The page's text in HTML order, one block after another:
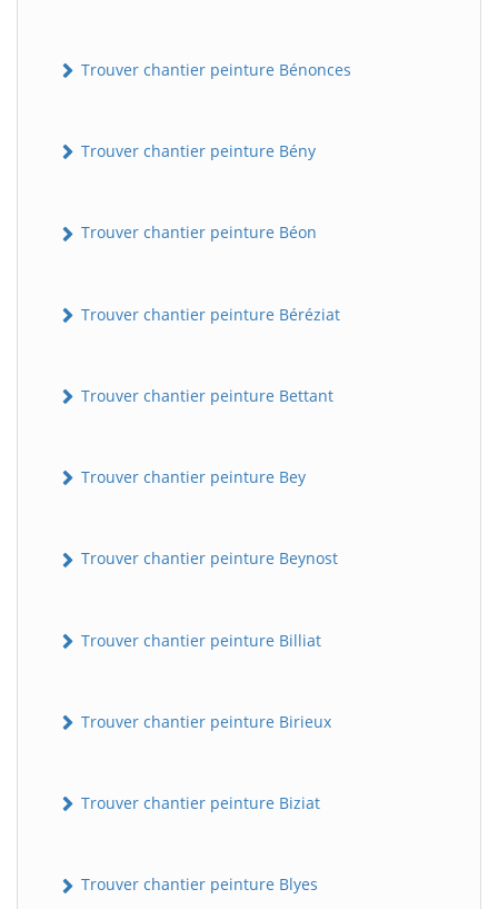
Trouver chantier peinture Bénonces
Trouver chantier peinture Bény
Trouver chantier peinture Béon
Trouver chantier peinture Béréziat
Trouver chantier peinture Bettant
Trouver chantier peinture Bey
Trouver chantier peinture Beynost
Trouver chantier peinture Billiat
Trouver chantier peinture Birieux
Trouver chantier peinture Biziat
Trouver chantier peinture Blyes